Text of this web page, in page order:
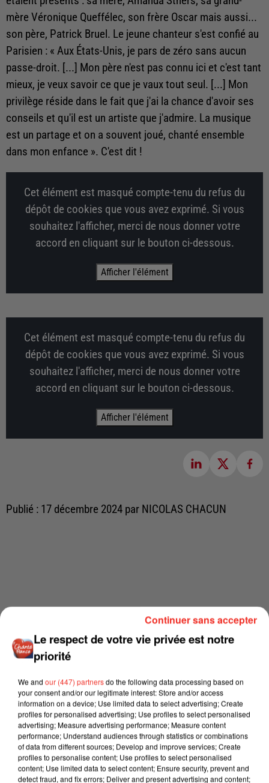
mère Véronique Queffélec, son frère Oscar mais aussi...
son père, Patrick Bruel. Le jeune chanteur s'est confié au
Parisien : « Aux États-Unis, je pars de zéro sans aucun
passe-droit. [...] Mon père n'est pas connu ici et c'est tant
mieux, je veux savoir ce que je vaux tout seul. [...] Mon
privilège réside dans le fait que j'ai la chance d'avoir ses
conseils et qu'il est un artiste que j'admire. La musique
est un partage et on a souvent joué, chanté ensemble
dans mon enfance ». C'est dit !
Cet élément est masqué compte-tenu du refus du
dépôt de cookies que vous avez exprimé. Si vous
souhaitez l'afficher, merci de nous donner votre
accord en cliquant sur le bouton ci-dessous.
Afficher l'élément
Cet élément est masqué compte-tenu du refus du
dépôt de cookies que vous avez exprimé. Si vous
souhaitez l'afficher, merci de nous donner votre
accord en cliquant sur le bouton ci-dessous.
Afficher l'élément
Publié : 17 décembre 2024 par NICOLAS CHACUN
Le respect de votre vie privée est notre
priorité
We and our (447) partnersdo the following data processing based on
your consent and/or our legitimate interest: Store and/or access
information on a device; Use limited data to select advertising; Create
profiles for personalised advertising; Use profiles to select personalised
advertising; Measure advertising performance; Measure content
performance; Understand audiences through statistics or combinations
of data from different sources; Develop and improve services; Create
profiles to personalise content; Use profiles to select personalised
content; Use limited data to select content; Ensure security, prevent and
detect fraud, and fix errors; Deliver and present advertising and content;
Continuer sans accepter